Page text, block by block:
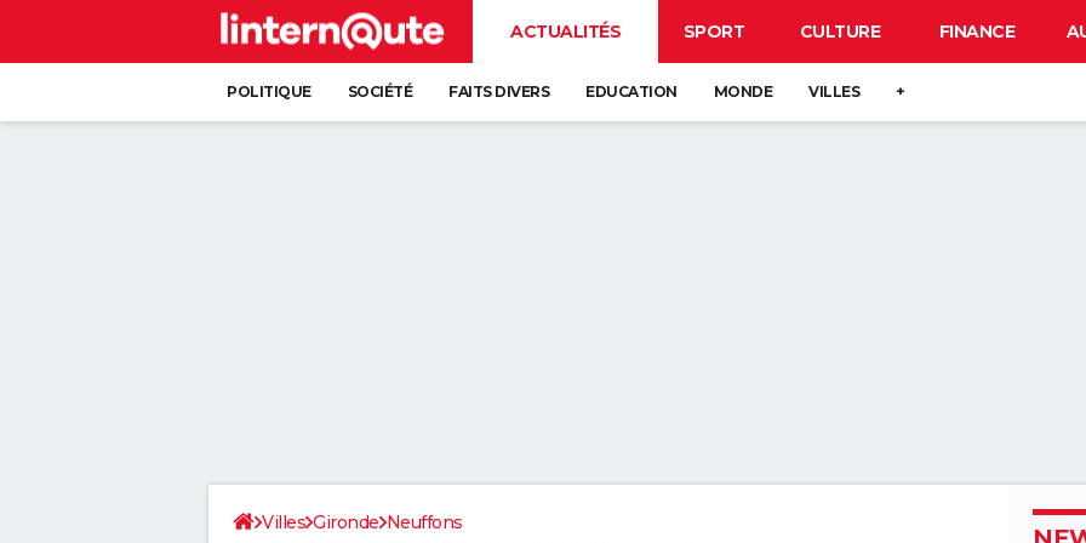
ACTUALITÉS SPORT CULTURE FINANCE
POLITIQUE SOCIÉTÉ FAITS DIVERS EDUCATION MONDE VILLES +
Villes Gironde Neuffons